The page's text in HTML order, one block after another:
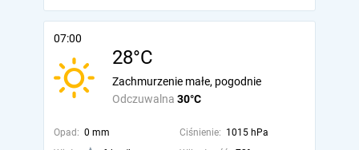
07:00
28°C
Odczuwalna 30°C
Zachmurzenie małe, pogodnie
Opad: 0 mm Ciśnienie: 1015 hPa